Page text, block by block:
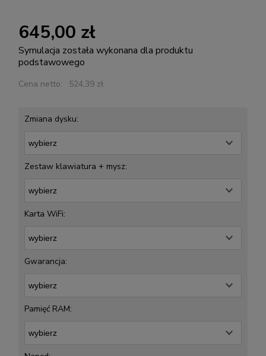
645,00 zł
Symulacja została wykonana dla produktu
podstawowego
Cena netto: 524,39 zł
Zmiana dysku:
Zestaw klawiatura + mysz:
Karta WiFi:
Gwarancja:
Pamięć RAM: